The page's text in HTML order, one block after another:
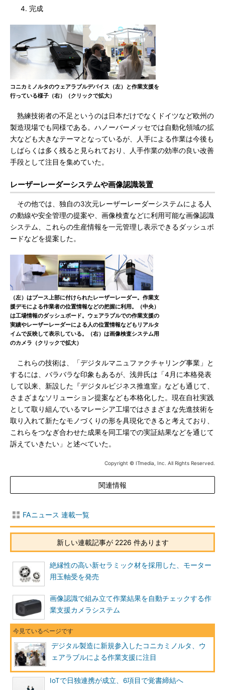
完成
コニカミノルタのウェアラブルデバイス（左）と作業支援を
行っている様子（右）（クリックで拡大）
熟練技術者の不足というのは日本だけでなくドイツなど欧州の
製造現場でも同様である。ハノーバーメッセでは自動化領域の拡
大なども大きなテーマとなっているが、人手による作業は今後も
しばらくは多く残ると見られており、人手作業の効率の良い改善
手段として注目を集めていた。
レーザーレーダーシステムや画像認識装置
その他では、独自の3次元レーザーレーダーシステムによる人
の動線や安全管理の提案や、画像検査などに利用可能な画像認識
システム、これらの生産情報を一元管理し表示できるダッシュボ
ードなどを提案した。
（左）はブース上部に付けられたレーザーレーダー。作業支
援デモによる作業者の位置情報などの把握に利用。（中央）
は工場情報のダッシュボード。ウェアラブルでの作業支援の
実績やレーザーレーダーによる人の位置情報などもリアルタ
イムで反映して表示している。（右）は画像検査システム用
のカメラ（クリックで拡大）
これらの技術は、「デジタルマニュファクチャリング事業」と
するには、バラバラな印象もあるが、浅井氏は「4月に本格発表
して以来、新設した『デジタルビジネス推進室』なども通じて、
さまざまなソリューション提案なども本格化した。現在自社実践
として取り組んでいるマレーシア工場ではさまざまな先進技術を
取り入れて新たなモノづくりの形を具現化できると考えており、
これらをつなぎ合わせた成果を同工場での実証結果などを通じて
訴えていきたい」と述べていた。
Copyright © ITmedia, Inc. All Rights Reserved.
関連情報
FAニュース 連載一覧
新しい連載記事が 2226 件あります
絶縁性の高い新セラミック材を採用した、モーター
用玉軸受を発売
画像認識で組み立て作業結果を自動チェックする作
業支援カメラシステム
デジタル製造に新規参入したコニカミノルタ、ウ
ェアラブルによる作業支援に注目
IoTで日独連携が成立、6項目で覚書締結へ